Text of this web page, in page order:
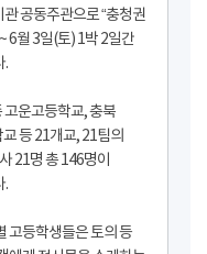
공동주관으로 “충청권
6월 3일(토) 1박 2일간
.
고운고등학교, 충북
등 21개교, 21팀의
21명 총 146명이
.
고등학생들은 토의 등